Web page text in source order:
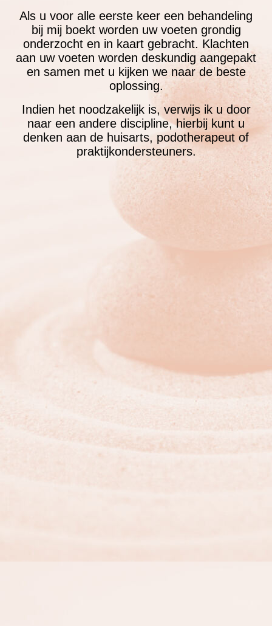
Als u voor alle eerste keer een behandeling
bij mij boekt worden uw voeten grondig
onderzocht en in kaart gebracht. Klachten
aan uw voeten worden deskundig aangepakt
en samen met u kijken we naar de beste
oplossing.
Indien het noodzakelijk is, verwijs ik u door
naar een andere discipline, hierbij kunt u
denken aan de huisarts, podotherapeut of
praktijkondersteuners.